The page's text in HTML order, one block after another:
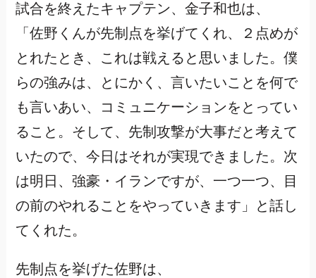
試合を終えたキャプテン、金子和也は、
「佐野くんが先制点を挙げてくれ、２点めが
とれたとき、これは戦えると思いました。僕
らの強みは、とにかく、言いたいことを何で
も言いあい、コミュニケーションをとってい
ること。そして、先制攻撃が大事だと考えて
いたので、今日はそれが実現できました。次
は明日、強豪・イランですが、一つ一つ、目
の前のやれることをやっていきます」と話し
てくれた。
先制点を挙げた佐野は、